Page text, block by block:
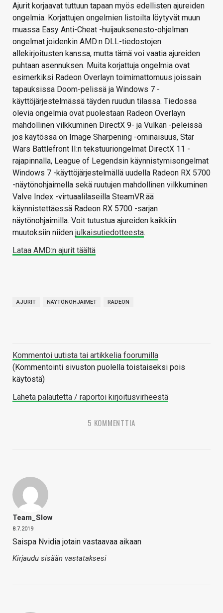
Ajurit korjaavat tuttuun tapaan myös edellisten ajureiden
ongelmia. Korjattujen ongelmien listoilta löytyvät muun
muassa Easy Anti-Cheat -huijauksenesto-ohjelman
ongelmat joidenkin AMD:n DLL-tiedostojen
allekirjoitusten kanssa, mutta tämä voi vaatia ajureiden
puhtaan asennuksen. Muita korjattuja ongelmia ovat
esimerkiksi Radeon Overlayn toimimattomuus joissain
tapauksissa Doom-pelissä ja Windows 7 -
käyttöjärjestelmässä täyden ruudun tilassa. Tiedossa
olevia ongelmia ovat puolestaan Radeon Overlayn
mahdollinen vilkkuminen DirectX 9- ja Vulkan -peleissä
jos käytössä on Image Sharpening -ominaisuus, Star
Wars Battlefront II:n tekstuuriongelmat DirectX 11 -
rajapinnalla, League of Legendsin käynnistymisongelmat
Windows 7 -käyttöjärjestelmällä uudella Radeon RX 5700
-näytönohjaimella sekä ruutujen mahdollinen vilkkuminen
Valve Index -virtuaalilaseilla SteamVR:ää
käynnistettäessä Radeon RX 5700 -sarjan
näytönohjaimilla. Voit tutustua ajureiden kaikkiin
muutoksiin niiden julkaisutiedotteesta.
Lataa AMD:n ajurit täältä
AJURIT NÄYTÖNOHJAIMET RADEON
Kommentoi uutista tai artikkelia foorumilla
(Kommentointi sivuston puolella toistaiseksi pois
käytöstä)
Lähetä palautetta / raportoi kirjoitusvirheestä
5 KOMMENTTIA
Team_Slow
8.7.2019
Saispa Nvidia jotain vastaavaa aikaan
Kirjaudu sisään vastataksesi